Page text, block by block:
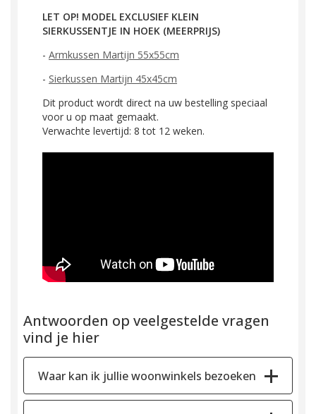
LET OP! MODEL EXCLUSIEF KLEIN
SIERKUSSENTJE IN HOEK (MEERPRIJS)
- Armkussen Martijn 55x55cm
- Sierkussen Martijn 45x45cm
Dit product wordt direct na uw bestelling speciaal
voor u op maat gemaakt.
Verwachte levertijd: 8 tot 12 weken.
Antwoorden op veelgestelde vragen
vind je hier
Waar kan ik jullie woonwinkels bezoeken